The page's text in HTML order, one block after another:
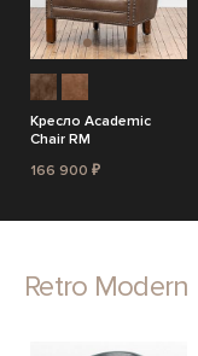
Кресло Academic
Chair RM
166 900 ₽
Retro Modern